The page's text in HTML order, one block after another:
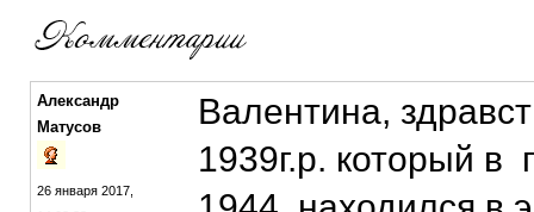
Александр
Матусов
26 января 2017,
Валентина,
1939г.р. который